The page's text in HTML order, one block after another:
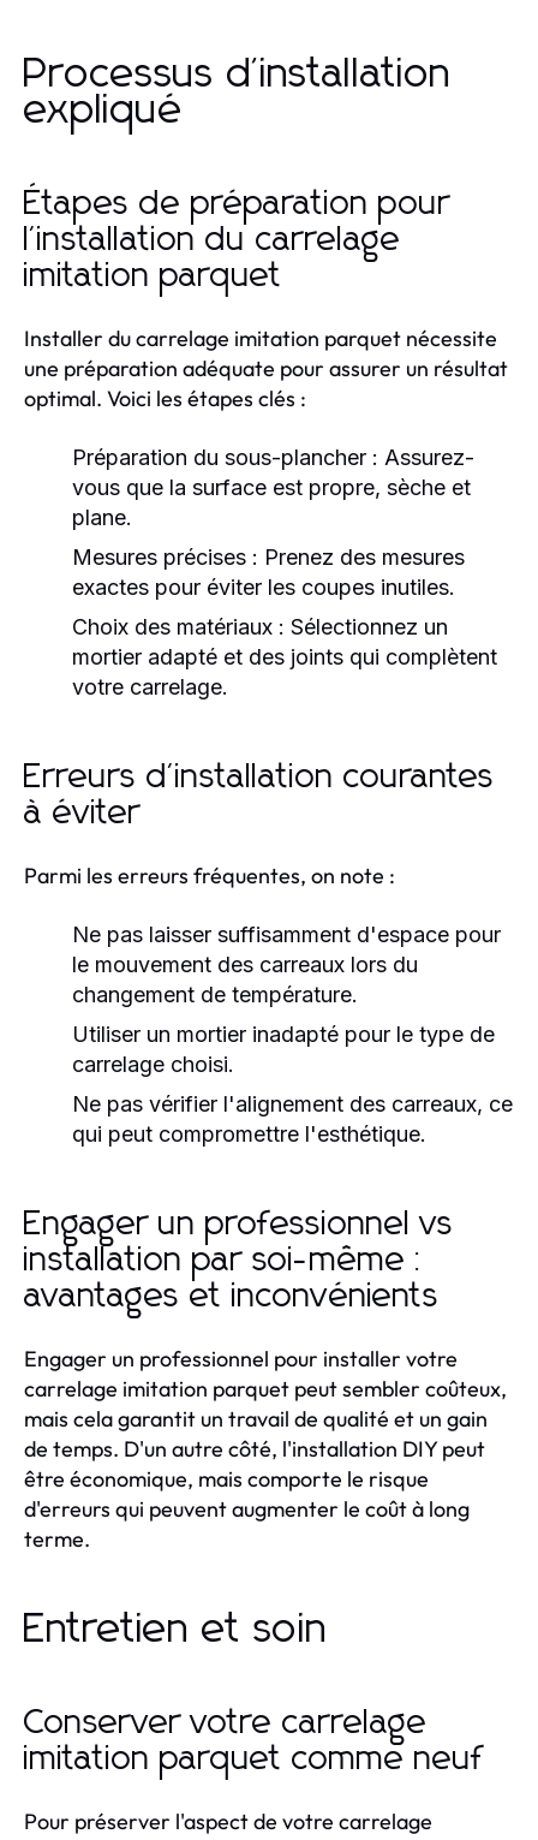
Processus d'installation
expliqué
Étapes de préparation pour
l'installation du carrelage
imitation parquet
Installer du carrelage imitation parquet nécessite
une préparation adéquate pour assurer un résultat
optimal. Voici les étapes clés :
Préparation du sous-plancher : Assurez-
vous que la surface est propre, sèche et
plane.
Mesures précises : Prenez des mesures
exactes pour éviter les coupes inutiles.
Choix des matériaux : Sélectionnez un
mortier adapté et des joints qui complètent
votre carrelage.
Erreurs d'installation courantes
à éviter
Parmi les erreurs fréquentes, on note :
Ne pas laisser suffisamment d'espace pour
le mouvement des carreaux lors du
changement de température.
Utiliser un mortier inadapté pour le type de
carrelage choisi.
Ne pas vérifier l'alignement des carreaux, ce
qui peut compromettre l'esthétique.
Engager un professionnel vs
installation par soi-même :
avantages et inconvénients
Engager un professionnel pour installer votre
carrelage imitation parquet peut sembler coûteux,
mais cela garantit un travail de qualité et un gain
de temps. D'un autre côté, l'installation DIY peut
être économique, mais comporte le risque
d'erreurs qui peuvent augmenter le coût à long
terme.
Entretien et soin
Conserver votre carrelage
imitation parquet comme neuf
Pour préserver l'aspect de votre carrelage